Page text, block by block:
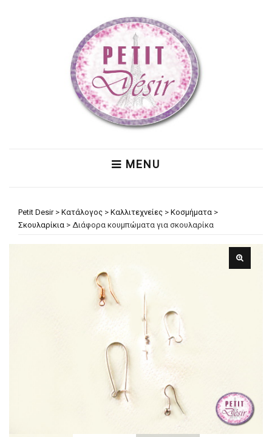
MENU
Petit Desir> Κατάλογος > Καλλιτεχνείες > Κοσμήματα >
Σκουλαρίκια > Διάφορα κουμπώματα για σκουλαρίκα